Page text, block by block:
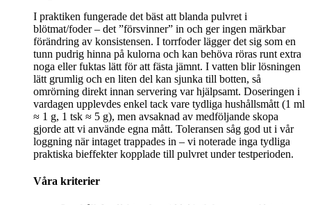
I praktiken fungerade det bäst att blanda pulvret i
blötmat/foder – det ”försvinner” in och ger ingen märkbar
förändring av konsistensen. I torrfoder lägger det sig som en
tunn pudrig hinna på kulorna och kan behöva röras runt extra
noga eller fuktas lätt för att fästa jämnt. I vatten blir lösningen
lätt grumlig och en liten del kan sjunka till botten, så
omrörning direkt innan servering var hjälpsamt. Doseringen i
vardagen upplevdes enkel tack vare tydliga hushållsmått (1 ml
≈ 1 g, 1 tsk ≈ 5 g), men avsaknad av medföljande skopa
gjorde att vi använde egna mått. Toleransen såg god ut i vår
loggning när intaget trappades in – vi noterade inga tydliga
praktiska bieffekter kopplade till pulvret under testperioden.
Våra kriterier